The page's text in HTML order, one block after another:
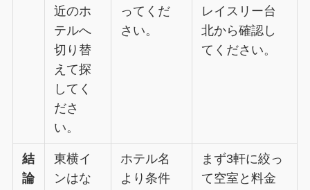
近のホ
テルへ
切り替
えて探
してく
ださ
い。
ってくだ
さい。
レイスリー台
北から確認し
てください。
結
論
東横イ
ンはな
ホテル名
より条件
まず3軒に絞っ
て空室と料金